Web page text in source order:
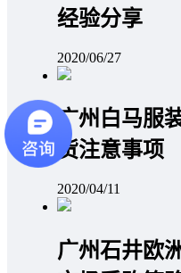
经验分享
2020/06/27
广州白马服
货注意事项
2020/04/11
广州石井欧